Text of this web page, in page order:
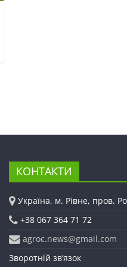
КОНТАКТИ
Україна, м. Рівне, пров.
+38 067 364 71 72
agroc.news@gmail.com
Зворотній зв’язок